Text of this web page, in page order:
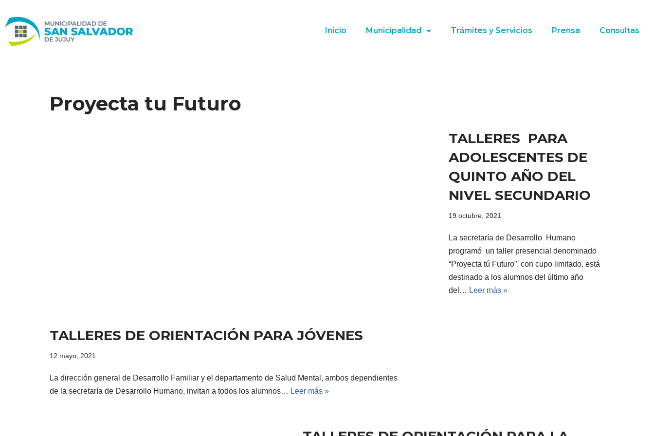
Ir
al
Inicio Municipalidad Trámites y Servicios Prensa Consultas
Proyecta tu Futuro
TALLERES PARA
ADOLESCENTES DE
QUINTO AÑO DEL
NIVEL SECUNDARIO
19 octubre, 2021
La secretaría de Desarrollo Humano
programó un taller presencial denominado
“Proyecta tú Futuro”, con cupo limitado, está
destinado a los alumnos del último año
del… Leer más »
TALLERES DE ORIENTACIÓN PARA JÓVENES
12 mayo, 2021
La dirección general de Desarrollo Familiar y el departamento de Salud Mental, ambos dependientes
de la secretaría de Desarrollo Humano, invitan a todos los alumnos… Leer más »